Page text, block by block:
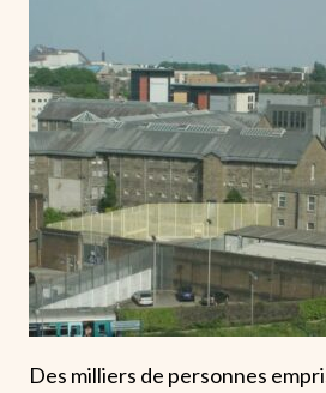
Des milliers de personnes